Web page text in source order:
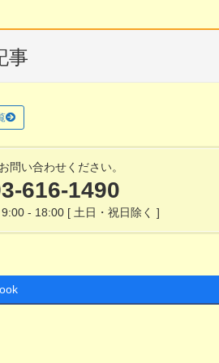
事
問い合わせください。
616-1490
- 18:00 [ 土日・祝日除く ]